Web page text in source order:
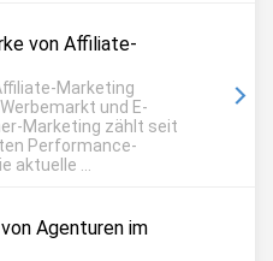
von Affiliate-
Marketing
und E-
Marketing zählt seit
Performance-
aktuelle ...
Agenturen im